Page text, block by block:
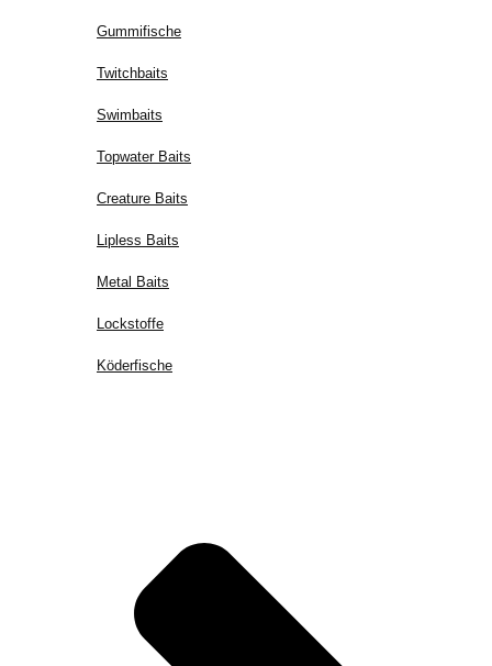
Gummifische
Twitchbaits
Swimbaits
Topwater Baits
Creature Baits
Lipless Baits
Metal Baits
Lockstoffe
Köderfische